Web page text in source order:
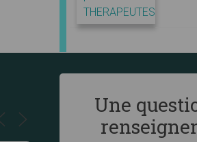
THERAPEUTES
Une